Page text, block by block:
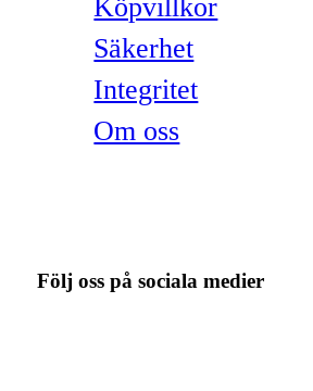
Köpvillkor
Säkerhet
Integritet
Om oss
Följ oss på sociala medier